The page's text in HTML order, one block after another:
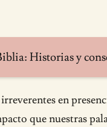
Historias y
en
que nuestras